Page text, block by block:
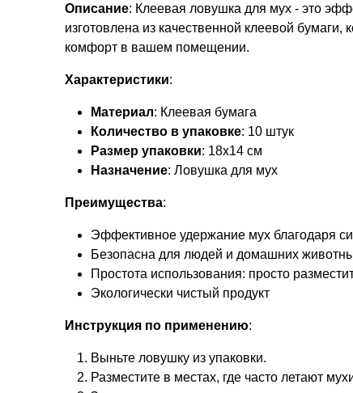
Описание: Клеевая ловушка для мух - это
изготовлена из качественной клеевой
комфорт в вашем помещении.
Характеристики:
Материал: Клеевая бумага
Количество в упаковке: 10 штук
Размер упаковки: 18x14 см
Назначение: Ловушка для мух
Преимущества:
Эффективное удержание мух благодаря
Безопасна для людей и домашних
Простота использования: просто
Экологически чистый продукт
Инструкция по применению:
Выньте ловушку из упаковки.
Разместите в местах, где часто летают